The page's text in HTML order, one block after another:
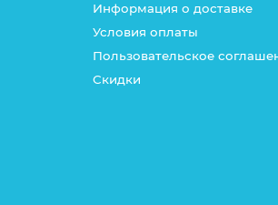
Информация о доставке
Условия оплаты
Пользовательское
Скидки